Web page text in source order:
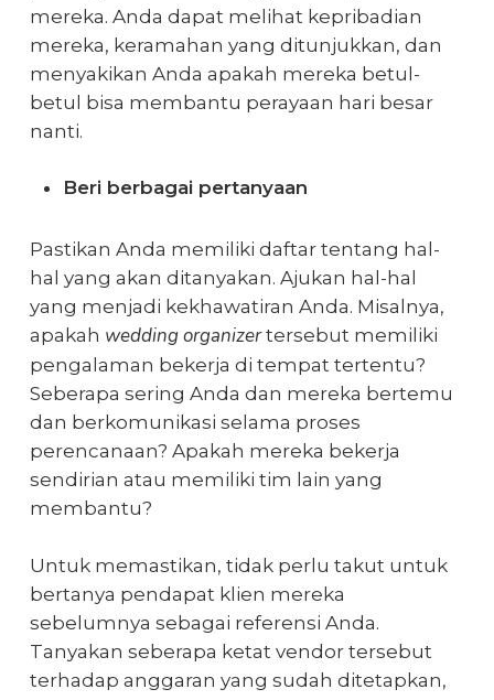
mereka. Anda dapat melihat kepribadian
mereka, keramahan yang ditunjukkan, dan
menyakikan Anda apakah mereka betul-
betul bisa membantu perayaan hari besar
nanti.
Beri berbagai pertanyaan
Pastikan Anda memiliki daftar tentang hal-
hal yang akan ditanyakan. Ajukan hal-hal
yang menjadi kekhawatiran Anda. Misalnya,
apakah wedding organizertersebut memiliki
pengalaman bekerja di tempat tertentu?
Seberapa sering Anda dan mereka bertemu
dan berkomunikasi selama proses
perencanaan? Apakah mereka bekerja
sendirian atau memiliki tim lain yang
membantu?
Untuk memastikan, tidak perlu takut untuk
bertanya pendapat klien mereka
sebelumnya sebagai referensi Anda.
Tanyakan seberapa ketat vendor tersebut
terhadap anggaran yang sudah ditetapkan,